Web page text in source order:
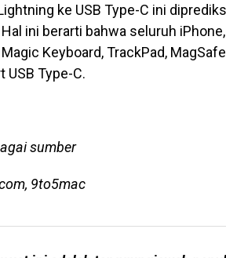
ke USB Type-C ini
ini berarti bahwa seluruh
Keyboard, TrackPad,
USB Type-C.
sumber
9to5mac